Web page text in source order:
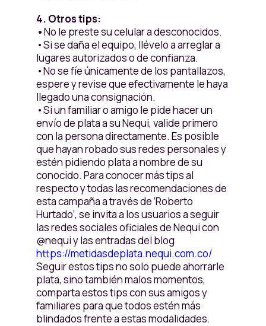
4. Otros tips:
•No le preste su celular a desconocidos.
•Si se daña el equipo, llévelo a arreglar a
lugares autorizados o de confianza.
•No se fíe únicamente de los pantallazos,
espere y revise que efectivamente le haya
llegado una consignación.
•Si un familiar o amigo le pide hacer un
envío de plata a su Nequi, valide primero
con la persona directamente. Es posible
que hayan robado sus redes personales y
estén pidiendo plata a nombre de su
conocido. Para conocer más tips al
respecto y todas las recomendaciones de
esta campaña a través de ‘Roberto
Hurtado’, se invita a los usuarios a seguir
las redes sociales oficiales de Nequi con
@nequi y las entradas del blog
https://metidasdeplata.nequi.com.co/
Seguir estos tips no solo puede ahorrarle
plata, sino también malos momentos,
comparta estos tips con sus amigos y
familiares para que todos estén más
blindados frente a estas modalidades.